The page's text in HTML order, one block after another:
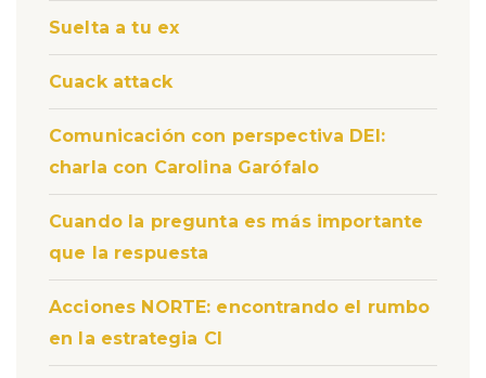
Suelta a tu ex
Cuack attack
Comunicación con perspectiva DEI:
charla con Carolina Garófalo
Cuando la pregunta es más importante
que la respuesta
Acciones NORTE: encontrando el rumbo
en la estrategia CI